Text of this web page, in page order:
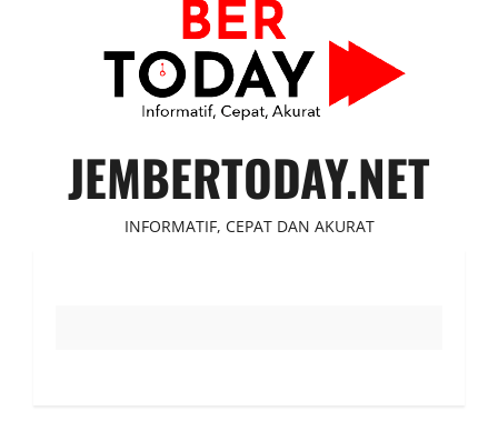
JEMBERTODAY.NET
INFORMATIF, CEPAT DAN AKURAT